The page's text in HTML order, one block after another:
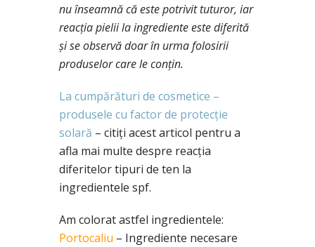
nu înseamnă că este potrivit tuturor, iar
reacția pielii la ingrediente este diferită
și se observă doar în urma folosirii
produselor care le conțin.
La cumpărături de cosmetice –
produsele cu factor de protecție
solară – citiți acest articol pentru a
afla mai multe despre reacția
diferitelor tipuri de ten la
ingredientele spf.
Am colorat astfel ingredientele:
Portocaliu – Ingrediente necesare